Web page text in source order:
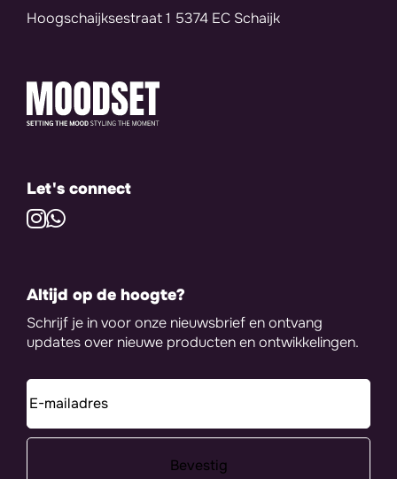
Hoogschaijksestraat 1 5374 EC Schaijk
Let's connect
Altijd op de hoogte?
Schrijf je in voor onze nieuwsbrief en ontvang
updates over nieuwe producten en ontwikkelingen.